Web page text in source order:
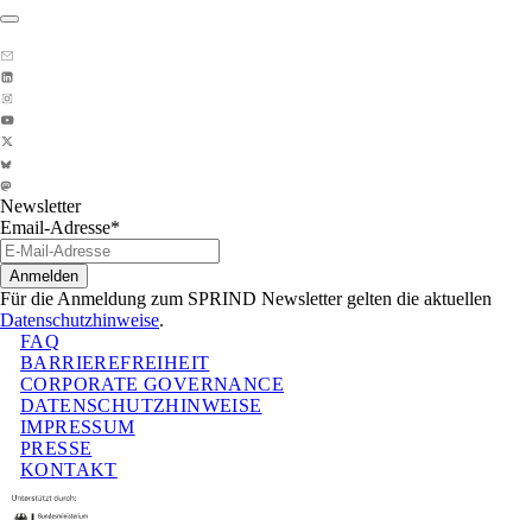
Link zum Abschnitt kopieren:
Newsletter
Email-Adresse*
Anmelden
Für die Anmeldung zum SPRIND Newsletter gelten die aktuellen
Datenschutzhinweise.
FAQ
BARRIEREFREIHEIT
CORPORATE GOVERNANCE
DATENSCHUTZHINWEISE
IMPRESSUM
PRESSE
KONTAKT